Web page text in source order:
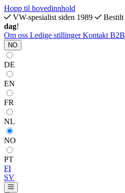
Hopp til hovedinnhold
VW-spesialist siden 1989
Bestilt
dag!
Om oss Ledige stillingerKontakt B2B
NO
DE
EN
FR
NL
NO
PT
FI
SV